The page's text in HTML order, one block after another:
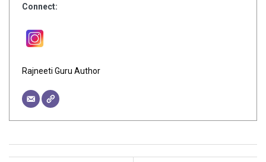
Connect:
Rajneeti Guru Author